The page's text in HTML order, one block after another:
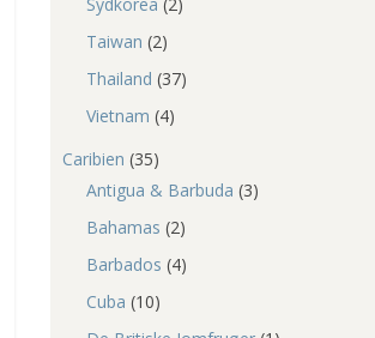
Sydkorea (2)
Taiwan (2)
Thailand (37)
Vietnam (4)
Caribien (35)
Antigua & Barbuda (3)
Bahamas (2)
Barbados (4)
Cuba (10)